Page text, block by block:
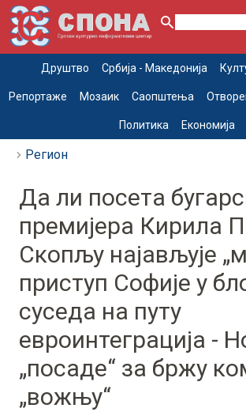
Друштво Србија - Македонија
Репортаже Мозаик Саопштења
Политика Економија
Регион
Да ли посета
премијера Кирила
Скопљу најављује
приступ Софије у
суседа на путу
евроинтеграција -
„посаде“ за бржу
„вожњу“